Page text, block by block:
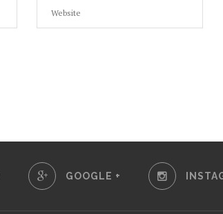
GOOGLE +